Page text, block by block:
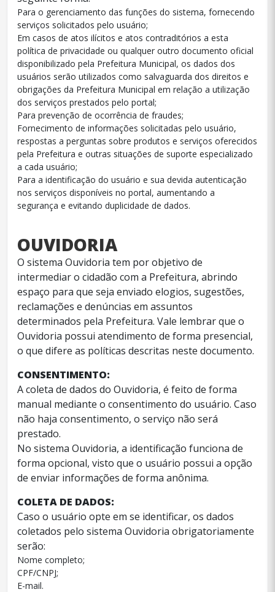
Para o gerenciamento das funções do sistema, fornecendo
serviços solicitados pelo usuário;
Em casos de atos ilícitos e atos contraditórios a esta
política de privacidade ou qualquer outro documento oficial
disponibilizado pela Prefeitura Municipal, os dados dos
usuários serão utilizados como salvaguarda dos direitos e
obrigações da Prefeitura Municipal em relação a utilização
dos serviços prestados pelo portal;
Para prevenção de ocorrência de fraudes;
Fornecimento de informações solicitadas pelo usuário,
respostas a perguntas sobre produtos e serviços oferecidos
pela Prefeitura e outras situações de suporte especializado
a cada usuário;
Para a identificação do usuário e sua devida autenticação
nos serviços disponíveis no portal, aumentando a
segurança e evitando duplicidade de dados.
OUVIDORIA
O sistema Ouvidoria tem por objetivo de
intermediar o cidadão com a Prefeitura, abrindo
espaço para que seja enviado elogios, sugestões,
reclamações e denúncias em assuntos
determinados pela Prefeitura. Vale lembrar que o
Ouvidoria possui atendimento de forma presencial,
o que difere as políticas descritas neste documento.
CONSENTIMENTO:
A coleta de dados do Ouvidoria, é feito de forma
manual mediante o consentimento do usuário. Caso
não haja consentimento, o serviço não será
prestado.
No sistema Ouvidoria, a identificação funciona de
forma opcional, visto que o usuário possui a opção
de enviar informações de forma anônima.
COLETA DE DADOS:
Caso o usuário opte em se identificar, os dados
coletados pelo sistema Ouvidoria obrigatoriamente
serão:
Nome completo;
CPF/CNPJ;
E-mail.